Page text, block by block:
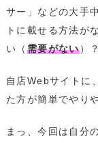
サー」などの大手
トに載せる方法が
い（ 需要がない）？
自店Webサイトに
た方が簡単でやり
まっ、今回は自分